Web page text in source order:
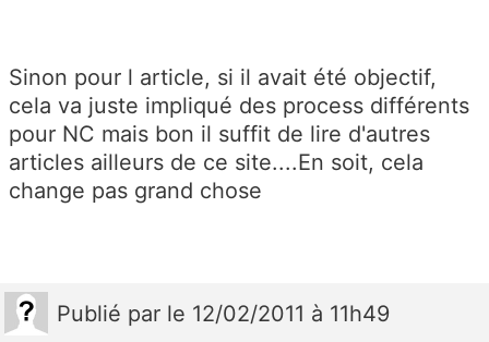
Sinon pour l article, si il avait été objectif,
cela va juste impliqué des process différents
pour NC mais bon il suffit de lire d'autres
articles ailleurs de ce site....En soit, cela
change pas grand chose
Publié par le 12/02/2011 à 11h49